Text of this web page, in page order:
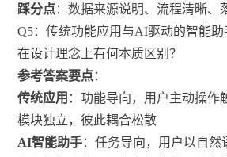
踩分点：数据来源说明、流程清晰、
Q5：传统功能应用与AI驱动的智能助
在设计理念上有何本质区别？
参考答案要点：
传统应用 ：功能导向，用户主动操作
模块独立，彼此耦合松散
AI智能助手：任务导向，用户以自